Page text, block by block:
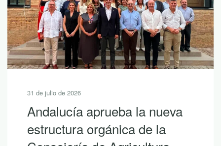
31 de julio de 2026
Andalucía aprueba la nueva
estructura orgánica de la